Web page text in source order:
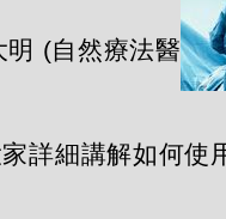
(自然療法醫
詳細講解如何使